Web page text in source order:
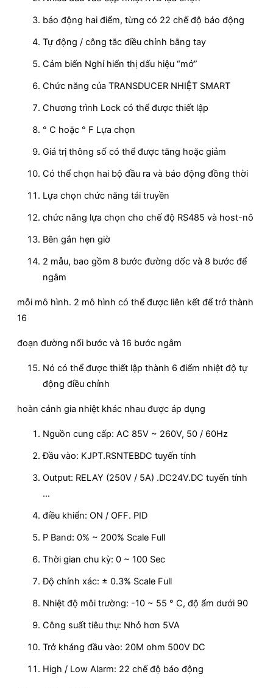
báo động hai điểm, từng có 22 chế độ báo động
Tự động / công tắc điều chỉnh bằng tay
Cảm biến Nghỉ hiển thị dấu hiệu “mở”
Chức năng của TRANSDUCER NHIỆT SMART
Chương trình Lock có thể được thiết lập
° C hoặc ° F Lựa chọn
Giá trị thông số có thể được tăng hoặc giảm
Có thể chọn hai bộ đầu ra và báo động đồng thời
Lựa chọn chức năng tái truyền
chức năng lựa chọn cho chế độ RS485 và host-nô
Bên gắn hẹn giờ
2 mẫu, bao gồm 8 bước đường dốc và 8 bước để
ngâm
mỗi mô hình. 2 mô hình có thể được liên kết để trở thành
16
đoạn đường nối bước và 16 bước ngâm
Nó có thể được thiết lập thành 6 điểm nhiệt độ tự
động điều chỉnh
hoàn cảnh gia nhiệt khác nhau được áp dụng
Nguồn cung cấp: AC 85V ~ 260V, 50 / 60Hz
Đầu vào: KJPT.RSNTEBDC tuyến tính
Output: RELAY (250V / 5A) .DC24V.DC tuyến tính
…
điều khiển: ON / OFF. PID
P Band: 0% ~ 200% Scale Full
Thời gian chu kỳ: 0 ~ 100 Sec
Độ chính xác: ± 0.3% Scale Full
Nhiệt độ môi trường: -10 ~ 55 ° C, độ ẩm dưới 90
Công suất tiêu thụ: Nhỏ hơn 5VA
Trở kháng đầu vào: 20M ohm 500V DC
High / Low Alarm: 22 chế độ báo động